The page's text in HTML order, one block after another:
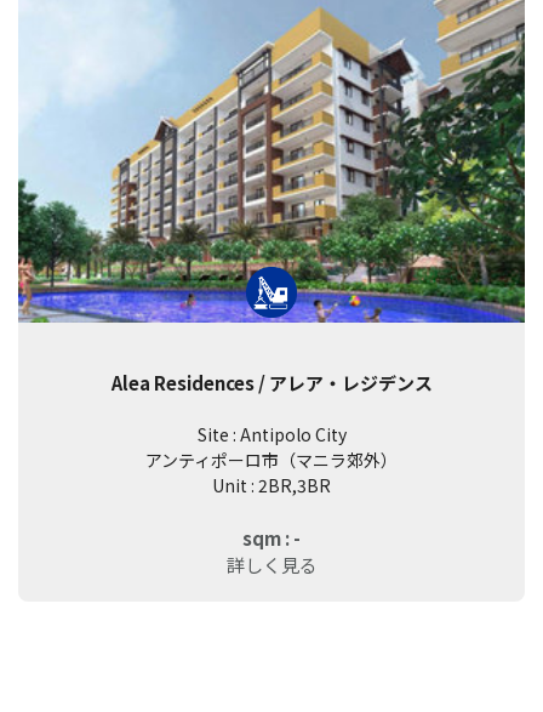
Alea Residences / アレア・レジデンス
Site : Antipolo City
アンティポーロ市（マニラ郊外）
Unit : 2BR,3BR
sqm : -
詳しく見る